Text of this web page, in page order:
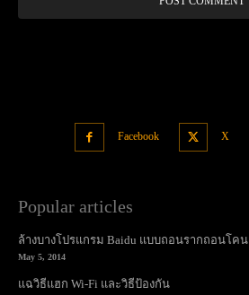
Facebook X
Popular articles
ล้างบางโปรแกรม Baidu แบบถอนรากถอนโคน
May 5, 2014
แฉวิธีแฮก Wi-Fi และวิธีป้องกัน